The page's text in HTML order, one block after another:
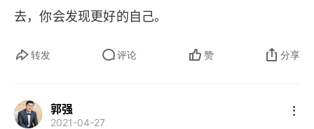
去，你会发现更好的自己。
转发 评论 赞 分享
郭强
2021-04-27